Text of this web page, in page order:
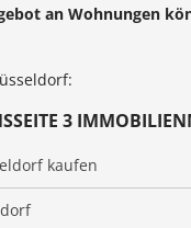
3
kaufen
an Wohnungen